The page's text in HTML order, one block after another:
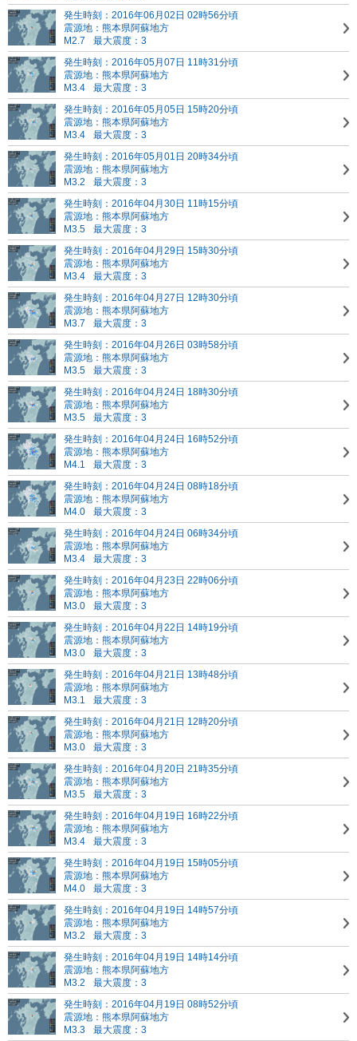
発生時刻：2016年06月02日 02時56分頃
震源地：熊本県阿蘇地方
M2.7
最大震度：3
発生時刻：2016年05月07日 11時31分頃
震源地：熊本県阿蘇地方
M3.4
最大震度：3
発生時刻：2016年05月05日 15時20分頃
震源地：熊本県阿蘇地方
M3.4
最大震度：3
発生時刻：2016年05月01日 20時34分頃
震源地：熊本県阿蘇地方
M3.2
最大震度：3
発生時刻：2016年04月30日 11時15分頃
震源地：熊本県阿蘇地方
M3.5
最大震度：3
発生時刻：2016年04月29日 15時30分頃
震源地：熊本県阿蘇地方
M3.4
最大震度：3
発生時刻：2016年04月27日 12時30分頃
震源地：熊本県阿蘇地方
M3.7
最大震度：3
発生時刻：2016年04月26日 03時58分頃
震源地：熊本県阿蘇地方
M3.5
最大震度：3
発生時刻：2016年04月24日 18時30分頃
震源地：熊本県阿蘇地方
M3.5
最大震度：3
発生時刻：2016年04月24日 16時52分頃
震源地：熊本県阿蘇地方
M4.1
最大震度：3
発生時刻：2016年04月24日 08時18分頃
震源地：熊本県阿蘇地方
M4.0
最大震度：3
発生時刻：2016年04月24日 06時34分頃
震源地：熊本県阿蘇地方
M3.4
最大震度：3
発生時刻：2016年04月23日 22時06分頃
震源地：熊本県阿蘇地方
M3.0
最大震度：3
発生時刻：2016年04月22日 14時19分頃
震源地：熊本県阿蘇地方
M3.0
最大震度：3
発生時刻：2016年04月21日 13時48分頃
震源地：熊本県阿蘇地方
M3.1
最大震度：3
発生時刻：2016年04月21日 12時20分頃
震源地：熊本県阿蘇地方
M3.0
最大震度：3
発生時刻：2016年04月20日 21時35分頃
震源地：熊本県阿蘇地方
M3.5
最大震度：3
発生時刻：2016年04月19日 16時22分頃
震源地：熊本県阿蘇地方
M3.4
最大震度：3
発生時刻：2016年04月19日 15時05分頃
震源地：熊本県阿蘇地方
M4.0
最大震度：3
発生時刻：2016年04月19日 14時57分頃
震源地：熊本県阿蘇地方
M3.2
最大震度：3
発生時刻：2016年04月19日 14時14分頃
震源地：熊本県阿蘇地方
M3.2
最大震度：3
発生時刻：2016年04月19日 08時52分頃
震源地：熊本県阿蘇地方
M3.3
最大震度：3